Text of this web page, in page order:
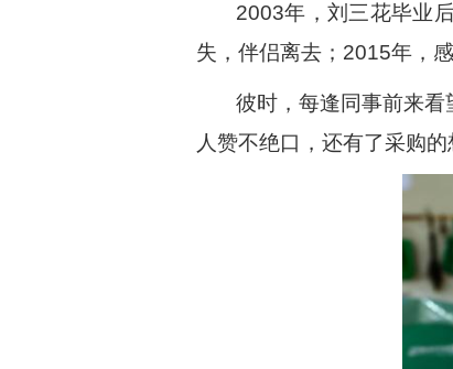
2003年，刘三花毕业
失，伴侣离去；2015年，
彼时，每逢同事前来
人赞不绝口，还有了采购